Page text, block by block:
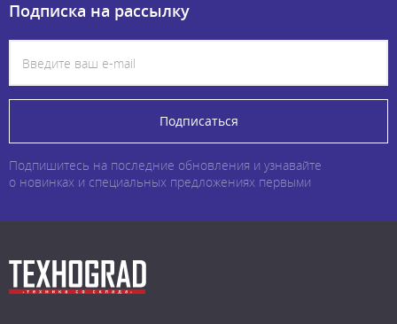
Подписка на рассылку
Подписаться
Подпишитесь на последние обновления и узнавайте
о новинках и специальных предложениях первыми